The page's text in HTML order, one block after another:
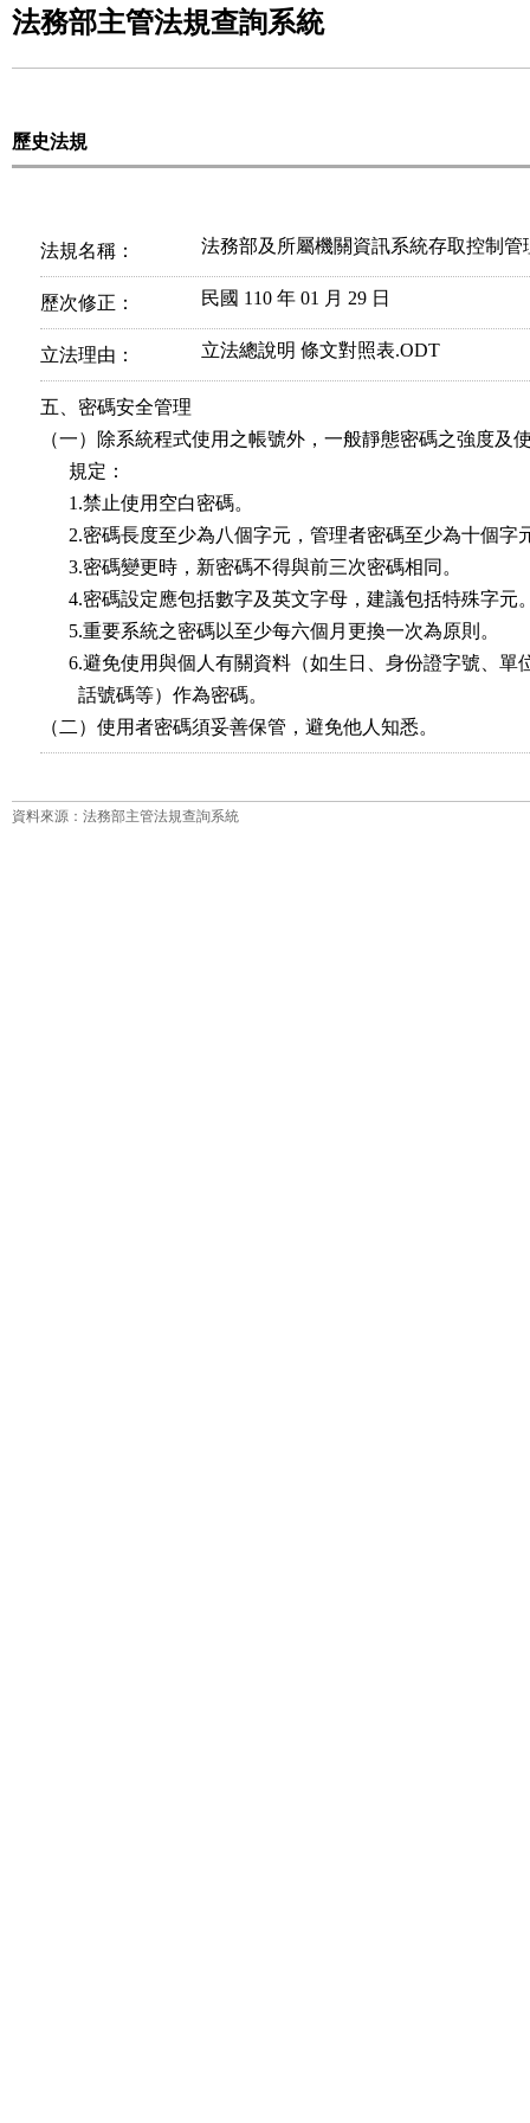
法務部主管法規查詢系統
歷史法規
法規名稱： 法務部及所屬機關資訊系統存取控制管
歷次修正： 民國 110 年 01 月 29 日
立法理由： 立法總說明 條文對照表.ODT
五、密碼安全管理
（一）除系統程式使用之帳號外，一般靜態密碼之強度及
      規定：
      1.禁止使用空白密碼。
2.密碼長度至少為八個字元，管理者密碼至少為十個字
      3.密碼變更時，新密碼不得與前三次密碼相同。
4.密碼設定應包括數字及英文字母，建議包括特殊字元
      5.重要系統之密碼以至少每六個月更換一次為原則。
6.避免使用與個人有關資料（如生日、身份證字號、單
        話號碼等）作為密碼。
（二）使用者密碼須妥善保管，避免他人知悉。
資料來源：法務部主管法規查詢系統